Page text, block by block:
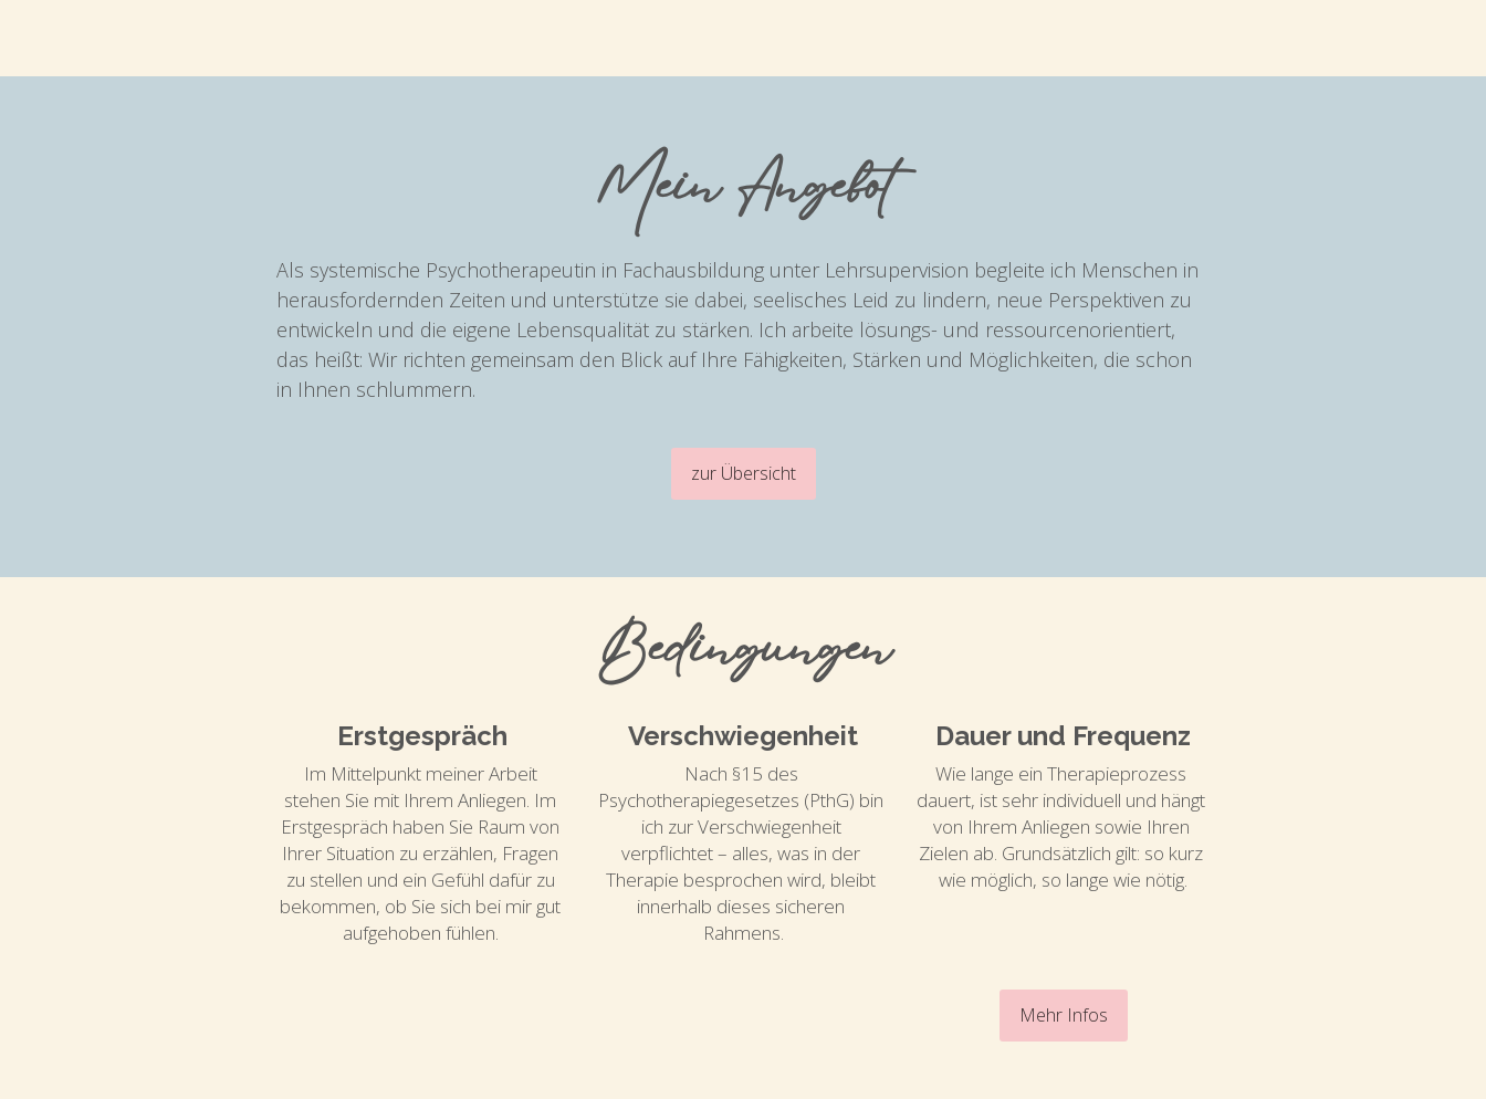
Mein Angebot
Als systemische Psychotherapeutin in Fachausbildung unter Lehrsupervision begleite ich Menschen in
herausfordernden Zeiten und unterstütze sie dabei, seelisches Leid zu lindern, neue Perspektiven zu
entwickeln und die eigene Lebensqualität zu stärken. Ich arbeite lösungs- und ressourcenorientiert,
das heißt: Wir richten gemeinsam den Blick auf Ihre Fähigkeiten, Stärken und Möglichkeiten, die schon
in Ihnen schlummern.
zur Übersicht
Bedingungen
Erstgespräch
Im Mittelpunkt meiner Arbeit
stehen Sie mit Ihrem Anliegen. Im
Erstgespräch haben Sie Raum von
Ihrer Situation zu erzählen, Fragen
zu stellen und ein Gefühl dafür zu
bekommen, ob Sie sich bei mir gut
aufgehoben fühlen.
Verschwiegenheit
Nach §15 des
Psychotherapiegesetzes (PthG) bin
ich zur Verschwiegenheit
verpflichtet – alles, was in der
Therapie besprochen wird, bleibt
innerhalb dieses sicheren
Rahmens.
Dauer und Frequenz
Wie lange ein Therapieprozess
dauert, ist sehr individuell und hängt
von Ihrem Anliegen sowie Ihren
Zielen ab. Grundsätzlich gilt: so kurz
wie möglich, so lange wie nötig.
Mehr Infos